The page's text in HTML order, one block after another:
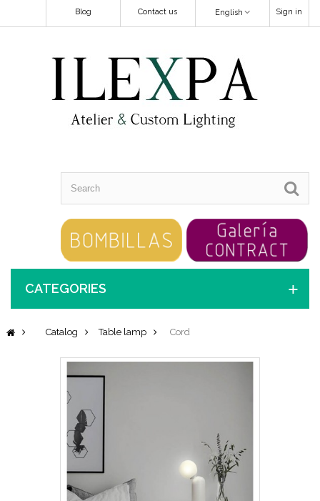
Sign in
English
Contact us
Blog
CATEGORIES
Catalog Table lamp Cord